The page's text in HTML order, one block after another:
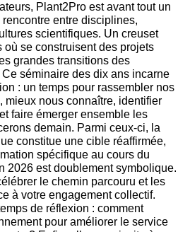
Plant2Pro est avant tout un
entre disciplines,
scientifiques. Un creuset
où se construisent des projets
grandes transitions des
séminaire des dix ans incarne
: un temps pour rassembler nos
mieux nous connaître, identifier
faire émerger ensemble les
demain. Parmi ceux-ci, la
constitue une cible réaffirmée,
spécifique au cours du
2026 est doublement symbolique.
le chemin parcouru et les
à votre engagement collectif.
de réflexion : comment
pour améliorer le service